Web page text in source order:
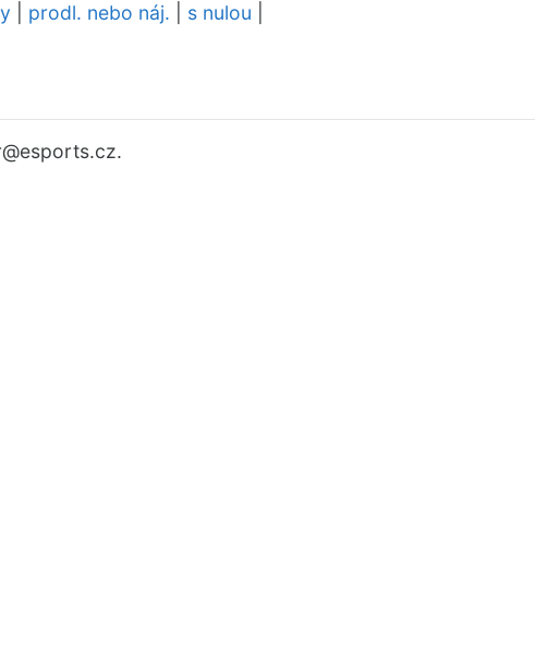
prodl. nebo náj. s nulou
@esports.cz.